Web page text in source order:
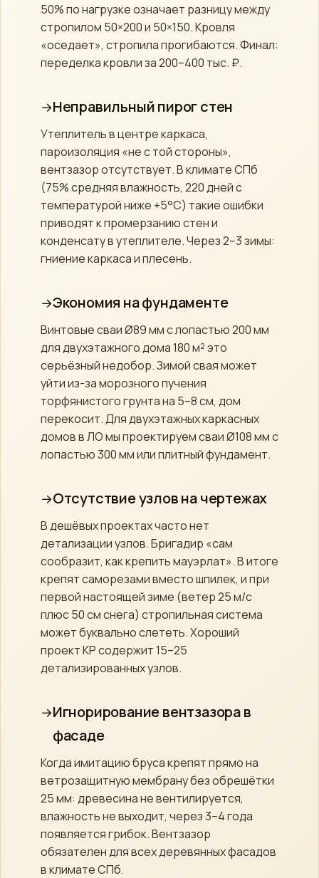
50% по нагрузке означает разницу между
стропилом 50×200 и 50×150. Кровля
«оседает», стропила прогибаются. Финал:
переделка кровли за 200–400 тыс. ₽.
Неправильный пирог стен
Утеплитель в центре каркаса,
пароизоляция «не с той стороны»,
вентзазор отсутствует. В климате СПб
(75% средняя влажность, 220 дней с
температурой ниже +5°C) такие ошибки
приводят к промерзанию стен и
конденсату в утеплителе. Через 2–3 зимы:
гниение каркаса и плесень.
Экономия на фундаменте
Винтовые сваи Ø89 мм с лопастью 200 мм
для двухэтажного дома 180 м² это
серьёзный недобор. Зимой свая может
уйти из-за морозного пучения
торфянистого грунта на 5–8 см, дом
перекосит. Для двухэтажных каркасных
домов в ЛО мы проектируем сваи Ø108 мм с
лопастью 300 мм или плитный фундамент.
Отсутствие узлов на чертежах
В дешёвых проектах часто нет
детализации узлов. Бригадир «сам
сообразит, как крепить мауэрлат». В итоге
крепят саморезами вместо шпилек, и при
первой настоящей зиме (ветер 25 м/с
плюс 50 см снега) стропильная система
может буквально слететь. Хороший
проект КР содержит 15–25
детализированных узлов.
Игнорирование вентзазора в
фасаде
Когда имитацию бруса крепят прямо на
ветрозащитную мембрану без обрешётки
25 мм: древесина не вентилируется,
влажность не выходит, через 3–4 года
появляется грибок. Вентзазор
обязателен для всех деревянных фасадов
в климате СПб.